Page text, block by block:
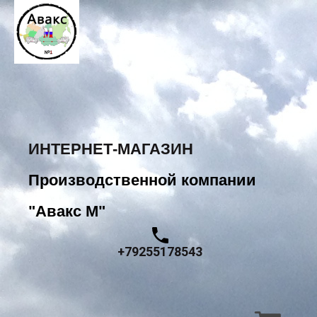
ИНТЕРНЕТ-МАГАЗИН
Производственной компании
"Авакс М"
+79255178543